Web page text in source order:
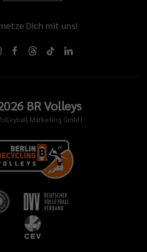
Dich mit uns!
BR Volleys
Marketing GmbH